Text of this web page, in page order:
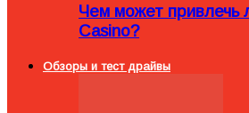
Чем может привлечь
Casino?
Обзоры и тест драйвы